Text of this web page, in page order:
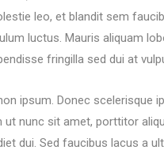
leo, et blandit sem
luctus. Mauris aliquam
fringilla sed dui at
ipsum. Donec scelerisque
ut nunc sit amet, porttitor
dui. Sed faucibus lacus a